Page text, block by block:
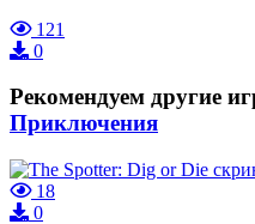
121
0
Рекомендуем другие
Приключения
18
0